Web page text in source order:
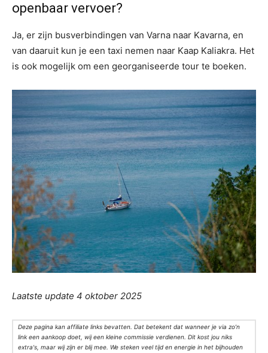
openbaar vervoer?
Ja, er zijn busverbindingen van Varna naar Kavarna, en
van daaruit kun je een taxi nemen naar Kaap Kaliakra. Het
is ook mogelijk om een georganiseerde tour te boeken.
Laatste update 4 oktober 2025
Deze pagina kan affiliate links bevatten. Dat betekent dat wanneer je via zo’n
link een aankoop doet, wij een kleine commissie verdienen. Dit kost jou niks
extra's, maar wij zijn er blij mee. We steken veel tijd en energie in het bijhouden